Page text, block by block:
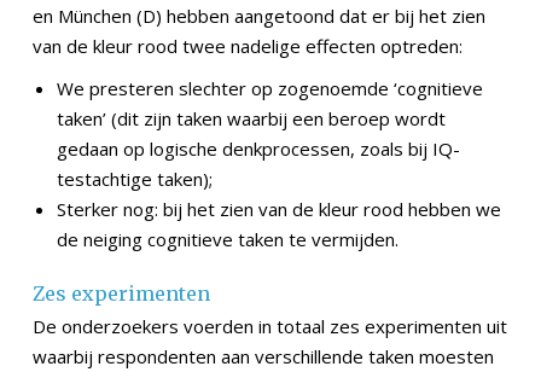
en München (D) hebben aangetoond dat er bij het zien
van de kleur rood twee nadelige effecten optreden:
We presteren slechter op zogenoemde ‘cognitieve
taken’ (dit zijn taken waarbij een beroep wordt
gedaan op logische denkprocessen, zoals bij IQ-
testachtige taken);
Sterker nog: bij het zien van de kleur rood hebben we
de neiging cognitieve taken te vermijden.
Zes experimenten
De onderzoekers voerden in totaal zes experimenten uit
waarbij respondenten aan verschillende taken moesten